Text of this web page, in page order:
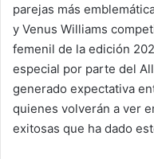
parejas más
y Venus Williams
femenil de la edición
especial por parte del
generado expectativa
quienes volverán a ver
exitosas que ha dado